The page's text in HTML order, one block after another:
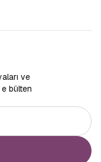
ve
bülten